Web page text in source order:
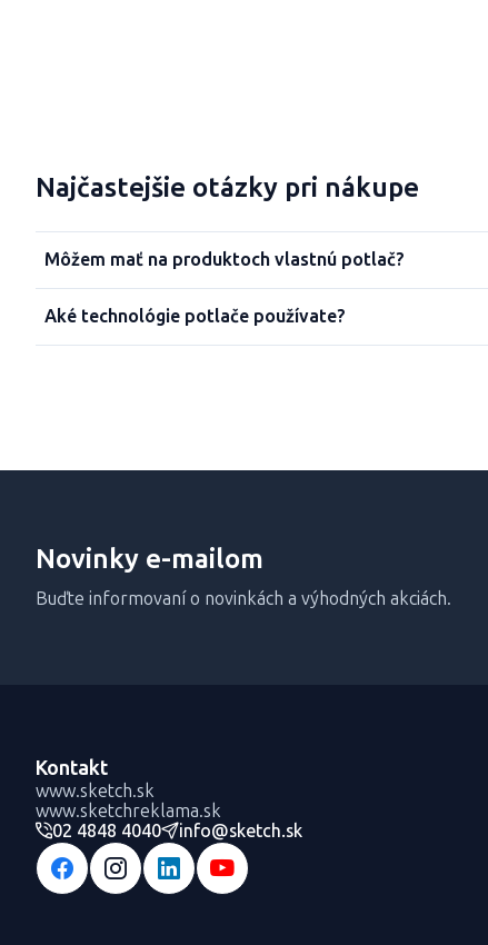
Najčastejšie otázky pri nákupe
Môžem mať na produktoch vlastnú potlač?
Aké technológie potlače používate?
Novinky e-mailom
Buďte informovaní o novinkách a výhodných akciách.
Kontakt
www.sketch.sk
www.sketchreklama.sk
02 4848 4040
info@sketch.sk